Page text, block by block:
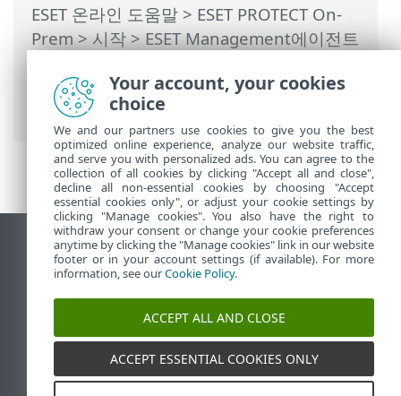
ESET 온라인 도움말 > ESET PROTECT On-
Prem>시작>ESET Management에이전트
Deployment Tool> Active Directory에서
컴퓨터 선택
데스크톱 사이트 보기
End of Life
ESET 지식 베이스
ESET Status Portal
국가별 지원
Your account, your cookies
choice
We and our partners use cookies to give you the best
optimized online experience, analyze our website traffic,
and serve you with personalized ads. You can agree to the
collection of all cookies by clicking "Accept all and close",
decline all non-essential cookies by choosing "Accept
essential cookies only", or adjust your cookie settings by
clicking "Manage cookies". You also have the right to
withdraw your consent or change your cookie preferences
anytime by clicking the "Manage cookies" link in our website
footer or in your account settings (if available). For more
information, see ourCookie Policy.
ACCEPT ALL AND CLOSE
ACCEPT ESSENTIAL COOKIES ONLY